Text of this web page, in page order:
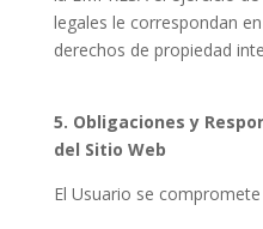
legales le correspondan
derechos de propiedad
5. Obligaciones y
del Sitio Web
El Usuario se compromete